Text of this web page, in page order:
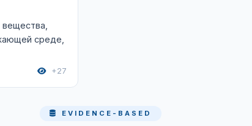
среде,
+27
EVIDENCE-BASED